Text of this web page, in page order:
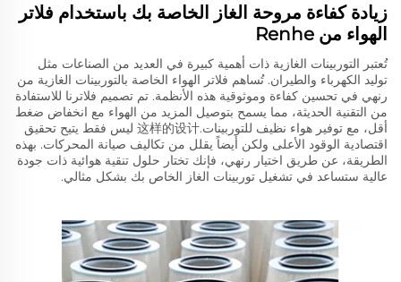
زيادة كفاءة مروحة الغاز الخاصة بك باستخدام فلاتر
الهواء من Renhe
تُعتبر التوربينات الغازية ذات أهمية كبيرة في العديد من الصناعات مثل
توليد الكهرباء والطيران. تُساهم فلاتر الهواء الخاصة بالتوربينات الغازية من
رنهي في تحسين كفاءة وموثوقية هذه الأنظمة. تم تصميم فلاترنا للاستفادة
من التقنية الحديثة، مما يسمح بتوصيل المزيد من الهواء مع انخفاض ضغط
أقل، مع توفير هواء نظيف للتوربينات.这样的设计 ليس فقط يتيح تحقيق
اقتصادية الوقود الأعلى ولكن أيضاً يقلل من تكاليف صيانة المحركات. بهذه
الطريقة، عن طريق اختيار رنهي، فإنك تختار حلول تنقية هوائية ذات جودة
عالية ستساعد في تشغيل توربينات الغاز الخاص بك بشكل مثالي.